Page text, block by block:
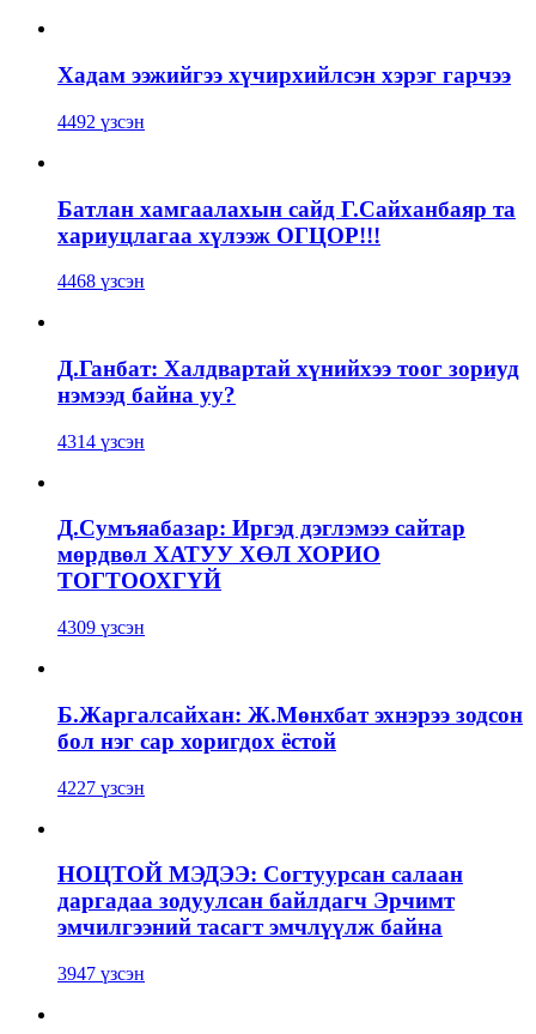
Хадам ээжийгээ хүчирхийлсэн хэрэг гарчээ
4492 үзсэн
Батлан хамгаалахын сайд Г.Сайханбаяр та
хариуцлагаа хүлээж ОГЦОР!!!
4468 үзсэн
Д.Ганбат: Халдвартай хүнийхээ тоог зориуд
нэмээд байна уу?
4314 үзсэн
Д.Сумъяабазар: Иргэд дэглэмээ сайтар
мөрдвөл ХАТУУ ХӨЛ ХОРИО
ТОГТООХГҮЙ
4309 үзсэн
Б.Жаргалсайхан: Ж.Мөнхбат эхнэрээ зодсон
бол нэг сар хоригдох ёстой
4227 үзсэн
НОЦТОЙ МЭДЭЭ: Согтуурсан салаан
даргадаа зодуулсан байлдагч Эрчимт
эмчилгээний тасагт эмчлүүлж байна
3947 үзсэн